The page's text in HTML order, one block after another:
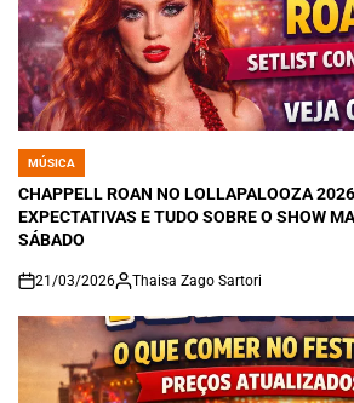
POSTED
IN
MÚSICA
CHAPPELL ROAN NO LOLLAPALOOZA
EXPECTATIVAS E TUDO SOBRE O SHOW
SÁBADO
on
21/03/2026 Thaisa Zago Sartori